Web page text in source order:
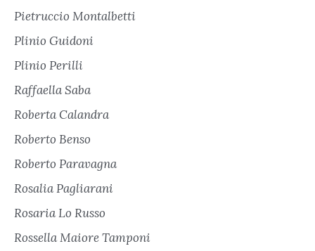
Pietruccio Montalbetti
Plinio Guidoni
Plinio Perilli
Raffaella Saba
Roberta Calandra
Roberto Benso
Roberto Paravagna
Rosalia Pagliarani
Rosaria Lo Russo
Rossella Maiore Tamponi